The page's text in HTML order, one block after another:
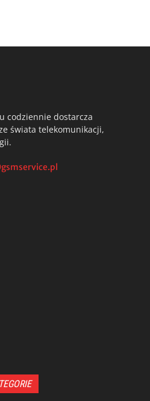
codziennie dostarcza
świata telekomunikacji,